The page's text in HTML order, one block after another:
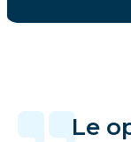
Le